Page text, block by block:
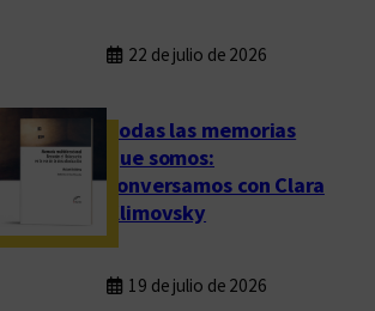
22 de julio de 2026
Todas las memorias
que somos:
conversamos con Clara
Klimovsky
19 de julio de 2026